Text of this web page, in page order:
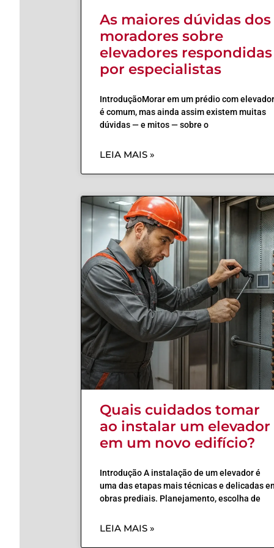
As maiores dúvidas dos
moradores sobre
elevadores respondidas
por especialistas
IntroduçãoMorar em um prédio com elevador
é comum, mas ainda assim existem muitas
dúvidas — e mitos — sobre o
LEIA MAIS »
Quais cuidados tomar
ao instalar um elevador
em um novo edifício?
Introdução A instalação de um elevador é
uma das etapas mais técnicas e delicadas
obras prediais. Planejamento, escolha de
LEIA MAIS »